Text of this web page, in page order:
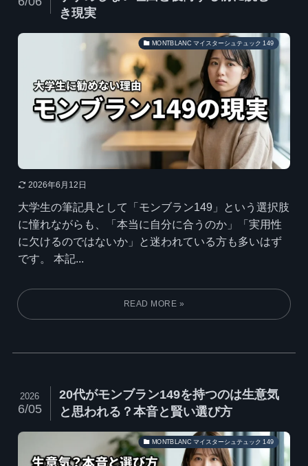
き現実
MONTBLANC マイスターシュテュック 149
2026年6月12日
大学生の筆記具として「モンブラン149」という選択肢
に憧れながらも、「本当に自分に合うのか」「実用性
に欠けるのではないか」と迷われている方も多いはず
です。 本記...
20代がモンブラン149を持つのは生意気
と思われる？本音と賢い選び方
2026
6/05
MONTBLANC マイスターシュテュック 149